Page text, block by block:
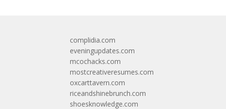
complidia.com
eveningupdates.com
mcochacks.com
mostcreativeresumes.com
oxcarttavern.com
riceandshinebrunch.com
shoesknowledge.com